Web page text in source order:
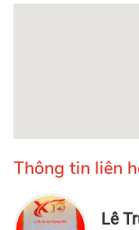
Thông tin liên
Lê